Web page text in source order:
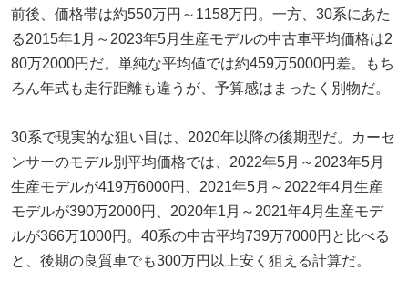
前後、価格帯は約550万円～1158万円。一方、30系にあた
る2015年1月～2023年5月生産モデルの中古車平均価格は2
80万2000円だ。単純な平均値では約459万5000円差。もち
ろん年式も走行距離も違うが、予算感はまったく別物だ。
30系で現実的な狙い目は、2020年以降の後期型だ。カーセ
ンサーのモデル別平均価格では、2022年5月～2023年5月
生産モデルが419万6000円、2021年5月～2022年4月生産
モデルが390万2000円、2020年1月～2021年4月生産モデ
ルが366万1000円。40系の中古平均739万7000円と比べる
と、後期の良質車でも300万円以上安く狙える計算だ。